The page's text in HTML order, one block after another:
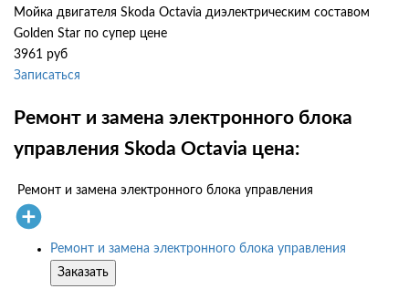
Мойка двигателя Skoda Octavia диэлектрическим составом
Golden Star по супер цене
3961 руб
Записаться
Ремонт и замена электронного блока
управления Skoda Octavia цена:
Ремонт и замена электронного блока управления
Ремонт и замена электронного блока управления
Заказать